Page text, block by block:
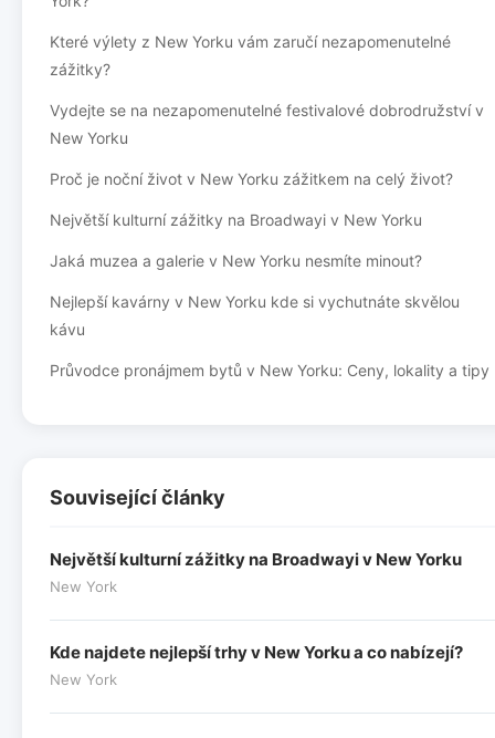
Které výlety z New Yorku vám zaručí nezapomenutelné
zážitky?
Vydejte se na nezapomenutelné festivalové dobrodružství v
New Yorku
Proč je noční život v New Yorku zážitkem na celý život?
Největší kulturní zážitky na Broadwayi v New Yorku
Jaká muzea a galerie v New Yorku nesmíte minout?
Nejlepší kavárny v New Yorku kde si vychutnáte skvělou
kávu
Průvodce pronájmem bytů v New Yorku: Ceny, lokality a tipy
Související články
Největší kulturní zážitky na Broadwayi v New Yorku
New York
Kde najdete nejlepší trhy v New Yorku a co nabízejí?
New York